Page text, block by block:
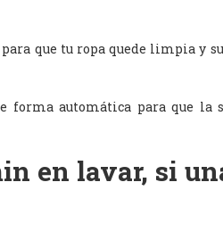
que tu ropa quede limpia y
forma automática para que
en lavar, si